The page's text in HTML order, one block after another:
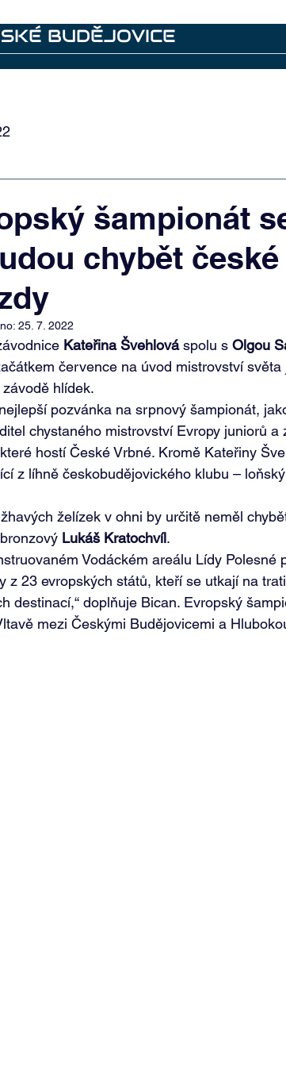
BUDĚJOVICE
šampionát
chybět
25. 7. 2022
Kateřina Švehlová spolu s Olgou
července na úvod mistrovství
hlídek.
pozvánka na srpnový šampionát,
chystaného mistrovství Evropy juniorů
hostí České Vrbné. Kromě Kateřiny
z líhně českobudějovického klubu –
želízek v ohni by určitě neměl
Lukáš Kratochvíl.
Vodáckém areálu Lídy Polesné
z 23 evropských států, kteří se utkají na
destinací,“ doplňuje Bican. Evropský
mezi Českými Budějovicemi a